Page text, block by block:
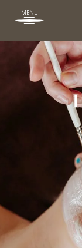
MENU
DAS
ZIMMER